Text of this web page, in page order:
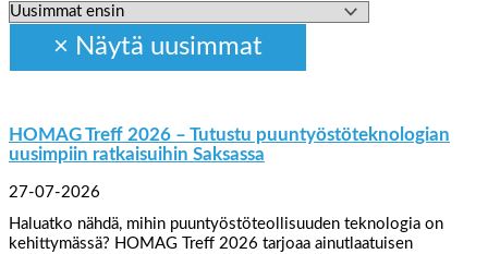
HOMAG Treff 2026 – Tutustu puuntyöstöteknologian
uusimpiin ratkaisuihin Saksassa
27-07-2026
Haluatko nähdä, mihin puuntyöstöteollisuuden teknologia on
kehittymässä? HOMAG Treff 2026 tarjoaa ainutlaatuisen